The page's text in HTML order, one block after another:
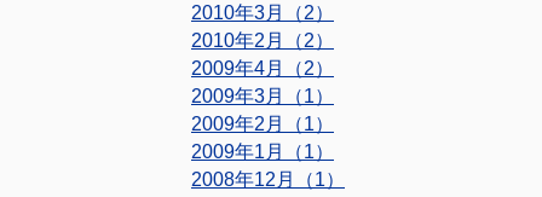
2010年3月（2）
2010年2月（2）
2009年4月（2）
2009年3月（1）
2009年2月（1）
2009年1月（1）
2008年12月（1）